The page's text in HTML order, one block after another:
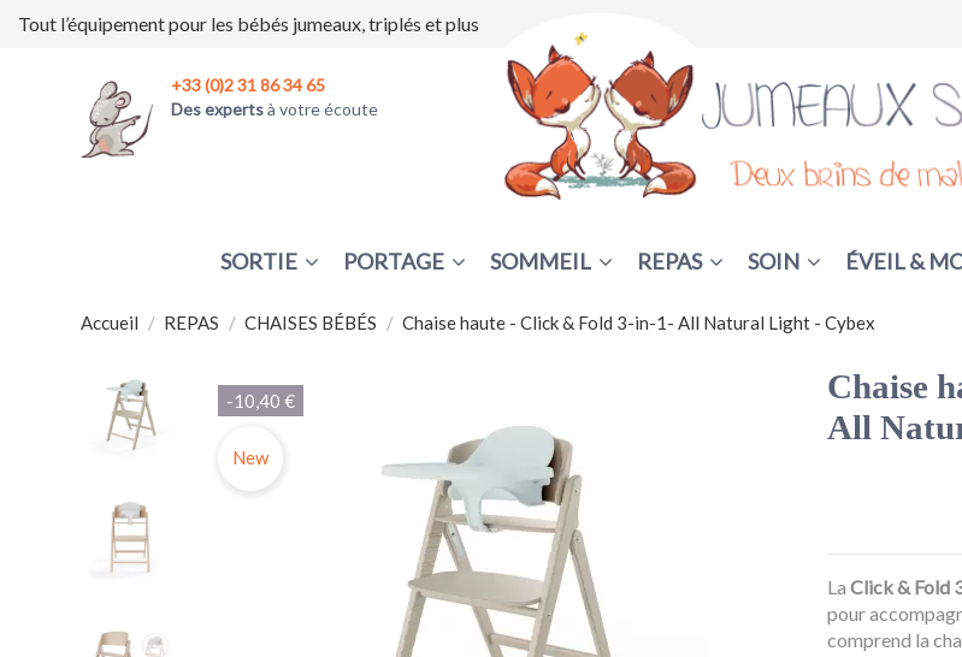
Tout l’équipement pour les bébés jumeaux, triplés et plus
+33 (0)2 31 86 34 65
Des expertsà votre écoute
SORTIE PORTAGE SOMMEIL REPAS SOIN ÉVEIL &
Accueil REPAS CHAISES BÉBÉS Chaise haute - Click & Fold 3-in-1- All Natural Light - Cybex
-10,40 €
New
Chaise
All
La Click & Fold
pour
comprend la